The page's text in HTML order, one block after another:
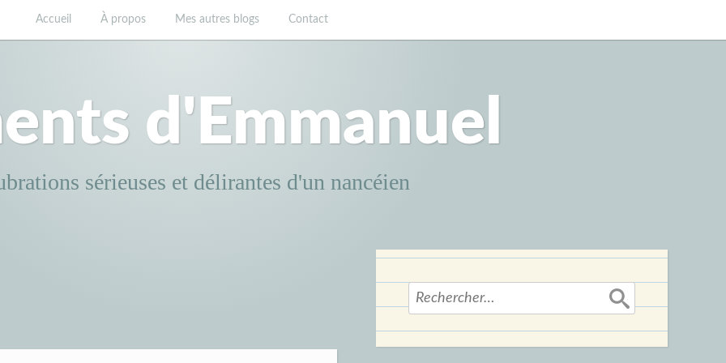
Accueil À propos Mes autres blogs Contact
d'Emmanuel
sérieuses et délirantes d'un nancéien
Rechercher :